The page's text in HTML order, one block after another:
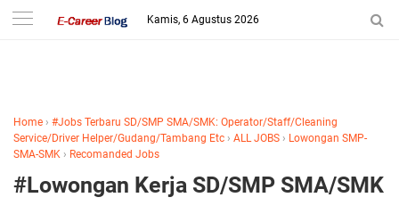
-->
Kamis, 6 Agustus 2026
Home › #Jobs Terbaru SD/SMP SMA/SMK: Operator/Staff/Cleaning
Service/Driver Helper/Gudang/Tambang Etc › ALL JOBS › Lowongan SMP-
SMA-SMK › Recomanded Jobs
#Lowongan Kerja SD/SMP SMA/SMK